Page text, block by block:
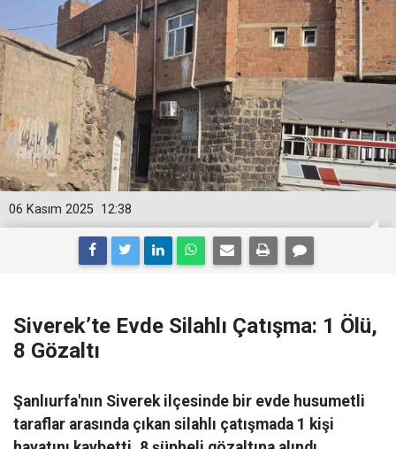
12:38
06 Kasım 2025
Siverek’te Evde Silahlı Çatışma: 1 Ölü,
8 Gözaltı
Şanlıurfa'nın Siverek ilçesinde bir evde husumetli
taraflar arasında çıkan silahlı çatışmada 1 kişi